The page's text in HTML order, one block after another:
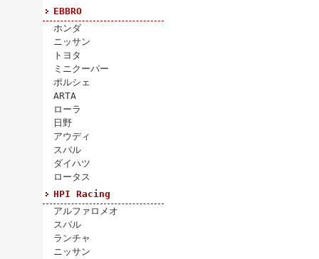
EBBRO
ホンダ
ニッサン
トヨタ
ミニクーパー
ポルシェ
ARTA
ローラ
日野
アウディ
スバル
ダイハツ
ロータス
HPI Racing
アルファロメオ
スバル
ランチャ
ニッサン